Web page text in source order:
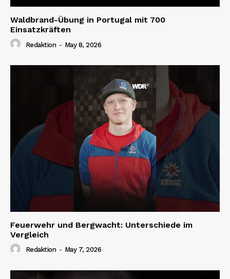
Waldbrand-Übung in Portugal mit 700
Einsatzkräften
Redaktion - May 8, 2026
Feuerwehr und Bergwacht: Unterschiede im
Vergleich
Redaktion - May 7, 2026